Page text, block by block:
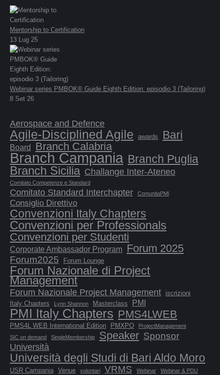
Mentorship to Certification
13 Lug 25
Webinar series PMBOK® Guide Eighth Edition: episodio 3 (Tailoring)
8 Set 26
Aerospace and Defence
Agile-Disciplined Agile awards Bari
Board Branch Calabria
Branch Campania Branch Puglia
Branch Sicilia Challange Inter-Ateneo
Comitato Competenze e Standard
Comitato Standard Interchapter ComunitaPMl
Consiglio Direttivo
Convenzioni Italy Chapters
Convenzioni per Professionals
Convenzioni per Studenti
Corporate Ambassador Program Forum 2025
Forum2025 Forum Lounge
Forum Nazionale di Project
Management
Forum Nazionale Project Management
iscrizioni
Italy Chapters
Lynn Shannon Masterclass PMI
PMI Italy Chapters PMS4LWEB
PMS4L WEB International Edition PMXPO
ProjectManagement
SIC on demand
SingleMembership Speaker Sponsor
Università
Università degli Studi di Bari Aldo Moro
USR Campania Venue volontari VRMS Webinar Webinar & PDU